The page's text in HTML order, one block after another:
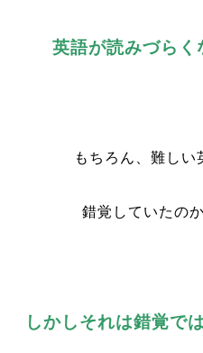
英語が読みづらく
もちろん、難しい
錯覚していたの
しかしそれは錯覚で